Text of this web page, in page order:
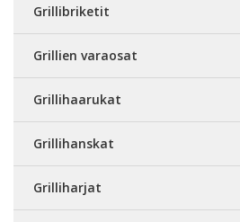
Grillibriketit
Grillien varaosat
Grillihaarukat
Grillihanskat
Grilliharjat